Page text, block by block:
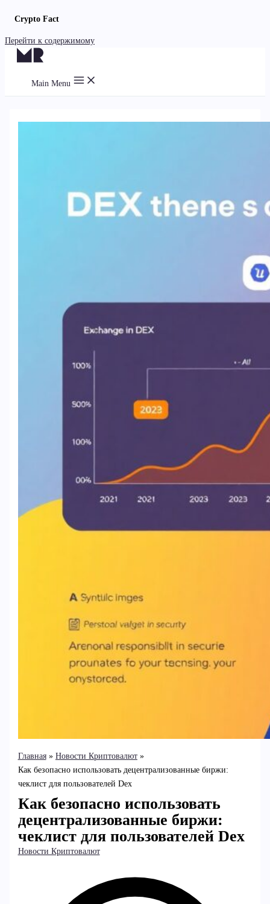
Crypto Fact
Перейти к содержимому
Main Menu
Главная
Новости Криптовалют
Как безопасно использовать децентрализованные биржи:
чеклист для пользователей Dex
Как безопасно использовать
децентрализованные биржи:
чеклист для пользователей Dex
Новости Криптовалют